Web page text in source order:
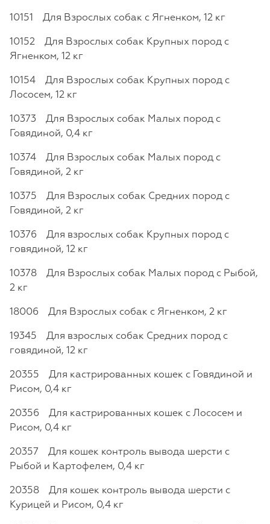
10151 Для Взрослых собак с Ягненком, 12 кг
10152 Для Взрослых собак Крупных пород с
Ягненком, 12 кг
10154 Для Взрослых собак Крупных пород с
Лососем, 12 кг
10373 Для Взрослых собак Малых пород с
Говядиной, 0,4 кг
10374 Для Взрослых собак Малых пород с
Говядиной, 2 кг
10375 Для Взрослых собак Средних пород с
Говядиной, 2 кг
10376 Для взрослых собак Крупных пород с
говядиной, 12 кг
10378 Для Взрослых собак Малых пород с Рыбой,
2 кг
18006 Для Взрослых собак с Ягненком, 2 кг
19345 Для взрослых собак Средних пород с
говядиной, 12 кг
20355 Для кастрированных кошек с Говядиной и
Рисом, 0,4 кг
20356 Для кастрированных кошек с Лососем и
Рисом, 0,4 кг
20357 Для кошек контроль вывода шерсти с
Рыбой и Картофелем, 0,4 кг
20358 Для кошек контроль вывода шерсти с
Курицей и Рисом, 0,4 кг